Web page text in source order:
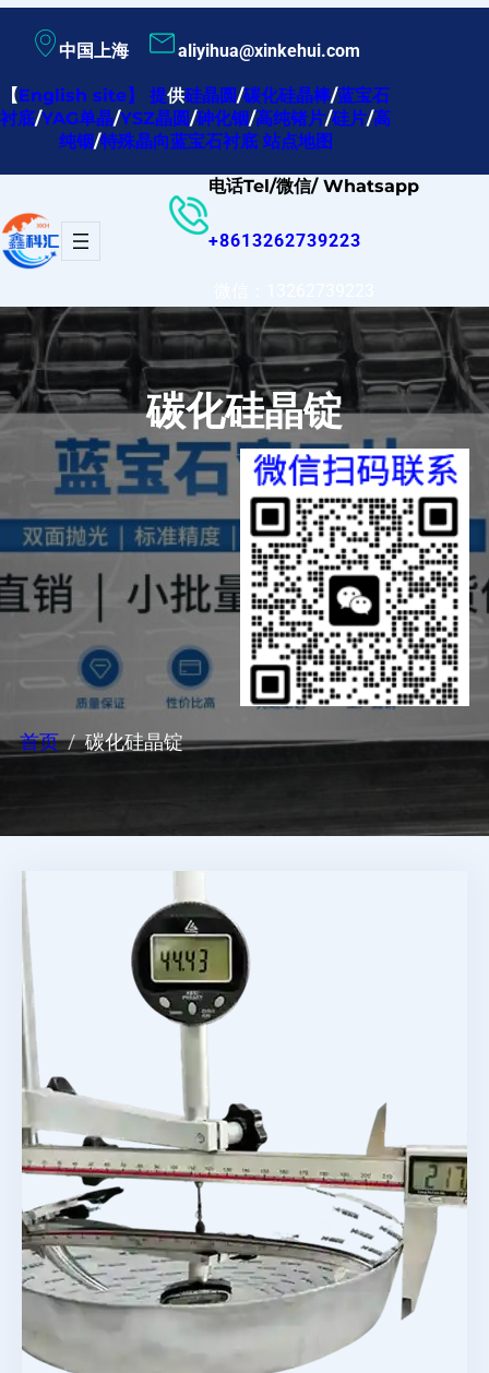
内
容
中国上海 aliyihua@xinkehui.com
【English site】提供硅晶圆/碳化硅晶棒/蓝宝石
衬底/YAG单晶/YSZ晶圆/砷化铟/高纯锗片/硅片/高
纯铟/特殊晶向蓝宝石衬底 站点地图
电话Tel/微信/ Whatsapp
+8613262739223
碳化硅晶锭
首页 碳化硅晶锭